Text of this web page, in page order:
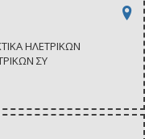
ΗΛΕΤΡΙΚΩΝ
ΣΥ